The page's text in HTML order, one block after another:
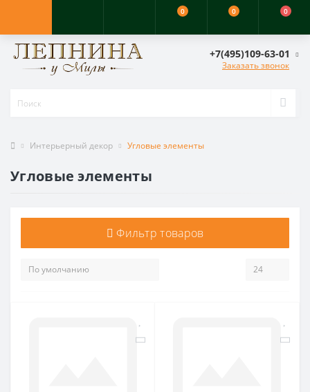
0 0 0
+7(495)109-63-01
Заказать звонок
Интерьерный декор Угловые элементы
Угловые элементы
Фильтр товаров